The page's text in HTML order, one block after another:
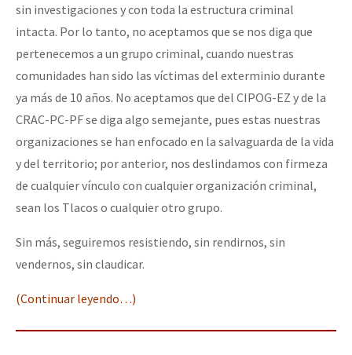
sin investigaciones y con toda la estructura criminal
intacta. Por lo tanto, no aceptamos que se nos diga que
pertenecemos a un grupo criminal, cuando nuestras
comunidades han sido las víctimas del exterminio durante
ya más de 10 años. No aceptamos que del CIPOG-EZ y de la
CRAC-PC-PF se diga algo semejante, pues estas nuestras
organizaciones se han enfocado en la salvaguarda de la vida
y del territorio; por anterior, nos deslindamos con firmeza
de cualquier vínculo con cualquier organización criminal,
sean los Tlacos o cualquier otro grupo.
Sin más, seguiremos resistiendo, sin rendirnos, sin
vendernos, sin claudicar.
(Continuar leyendo…)